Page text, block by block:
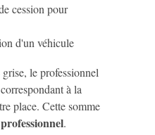
cession pour
d'un véhicule
le professionnel
à la
place. Cette somme
.